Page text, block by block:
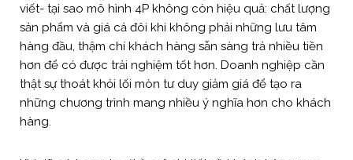
viết- tại sao mô hình 4P không còn hiệu quả: chất lượng
sản phẩm và giá cả đôi khi không phải những lưu tâm
hàng đầu, thậm chí khách hàng sẵn sàng trả nhiều tiền
hơn để có được trải nghiệm tốt hơn. Doanh nghiệp cần
thật sự thoát khỏi lối mòn tư duy giảm giá để tạo ra
những chương trình mang nhiều ý nghĩa hơn cho khách
hàng.